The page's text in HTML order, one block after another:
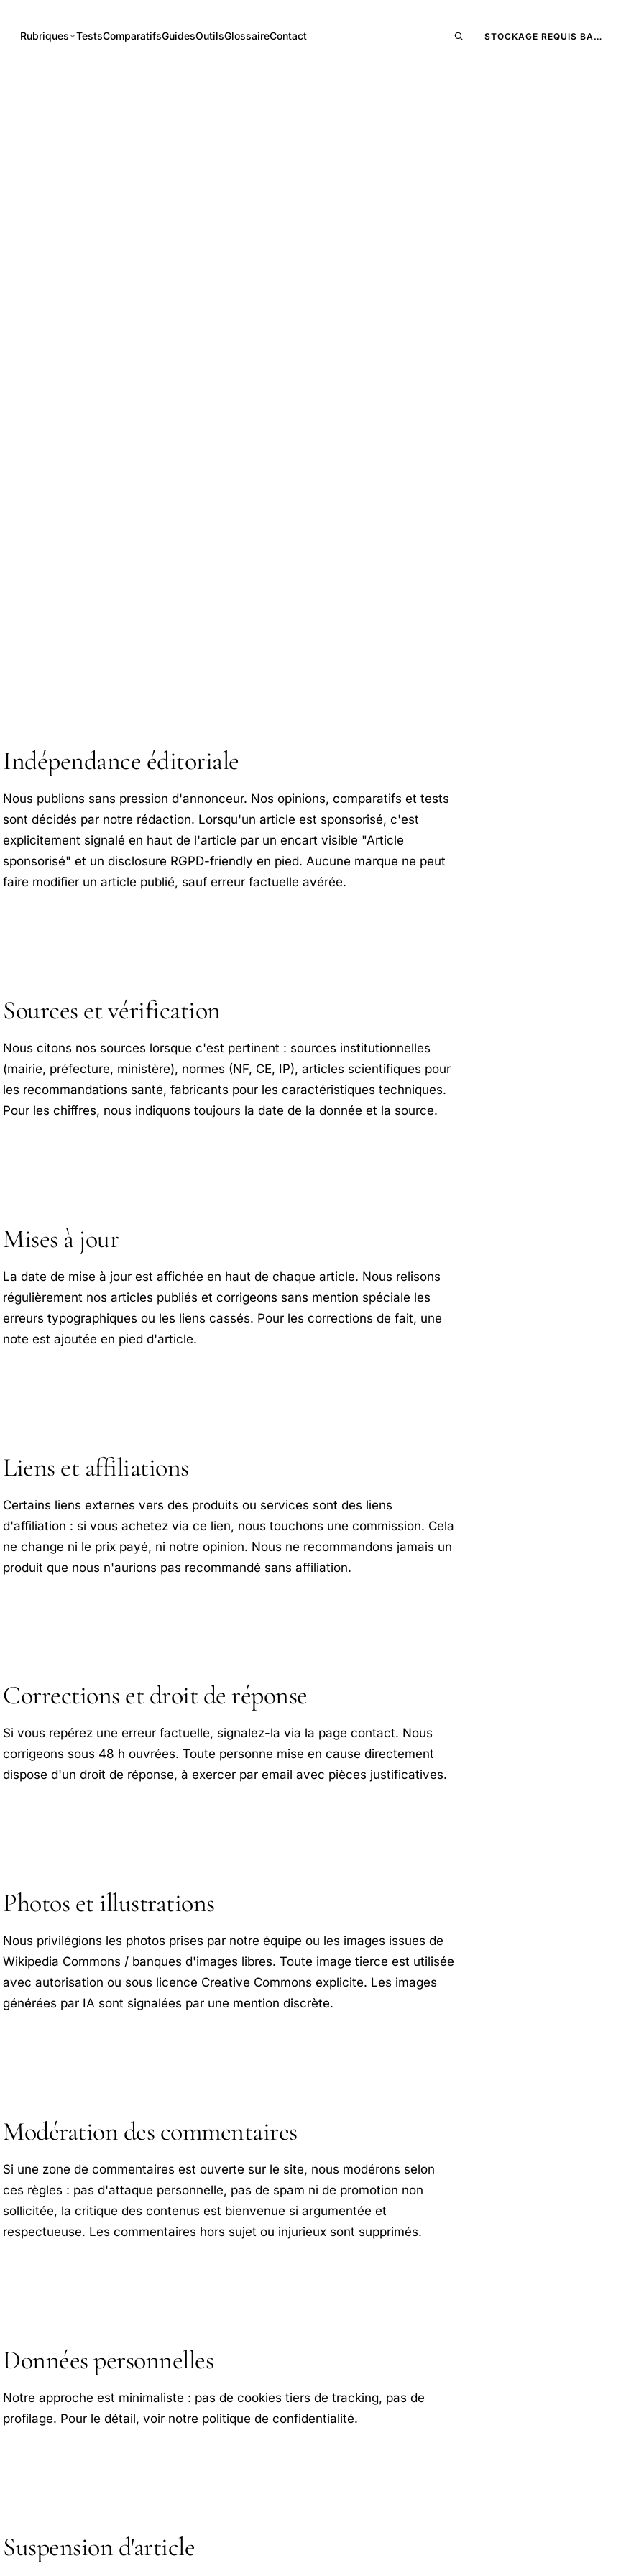
Rubriques TestsComparatifsGuidesOutilsGlossaireContact STOCKAGE REQUIS BA…
Indépendance éditoriale
Nous publions sans pression d'annonceur. Nos opinions, comparatifs et tests
sont décidés par notre rédaction. Lorsqu'un article est sponsorisé, c'est
explicitement signalé en haut de l'article par un encart visible "Article
sponsorisé" et un disclosure RGPD-friendly en pied. Aucune marque ne peut
faire modifier un article publié, sauf erreur factuelle avérée.
Sources et vérification
Nous citons nos sources lorsque c'est pertinent : sources institutionnelles
(mairie, préfecture, ministère), normes (NF, CE, IP), articles scientifiques pour
les recommandations santé, fabricants pour les caractéristiques techniques.
Pour les chiffres, nous indiquons toujours la date de la donnée et la source.
Mises à jour
La date de mise à jour est affichée en haut de chaque article. Nous relisons
régulièrement nos articles publiés et corrigeons sans mention spéciale les
erreurs typographiques ou les liens cassés. Pour les corrections de fait, une
note est ajoutée en pied d'article.
Liens et affiliations
Certains liens externes vers des produits ou services sont des liens
d'affiliation : si vous achetez via ce lien, nous touchons une commission. Cela
ne change ni le prix payé, ni notre opinion. Nous ne recommandons jamais un
produit que nous n'aurions pas recommandé sans affiliation.
Corrections et droit de réponse
Si vous repérez une erreur factuelle, signalez-la via la page contact. Nous
corrigeons sous 48 h ouvrées. Toute personne mise en cause directement
dispose d'un droit de réponse, à exercer par email avec pièces justificatives.
Photos et illustrations
Nous privilégions les photos prises par notre équipe ou les images issues de
Wikipedia Commons / banques d'images libres. Toute image tierce est utilisée
avec autorisation ou sous licence Creative Commons explicite. Les images
générées par IA sont signalées par une mention discrète.
Modération des commentaires
Si une zone de commentaires est ouverte sur le site, nous modérons selon
ces règles : pas d'attaque personnelle, pas de spam ni de promotion non
sollicitée, la critique des contenus est bienvenue si argumentée et
respectueuse. Les commentaires hors sujet ou injurieux sont supprimés.
Données personnelles
Notre approche est minimaliste : pas de cookies tiers de tracking, pas de
profilage. Pour le détail, voir notre politique de confidentialité.
Suspension d'article